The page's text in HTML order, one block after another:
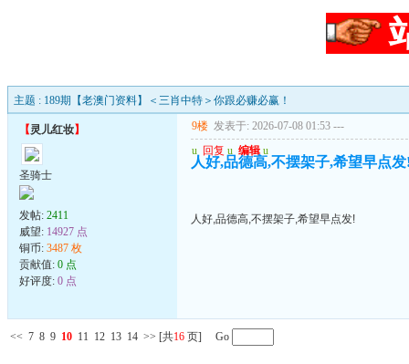
主题 : 189期【老澳门资料】＜三肖中特＞你跟必赚必赢！
【灵儿红妆】
圣骑士
发帖: 2411
威望: 14927 点
铜币: 3487 枚
贡献值: 0 点
好评度: 0 点
9楼 发表于: 2026-07-08 01:53 ---
u 回复 u 编辑 u
人好,品德高,不摆架子,希望早点
人好,品德高,不摆架子,希望早点发!
<< 7 8 9 10 11 12 13 14 >> [共16 页] Go